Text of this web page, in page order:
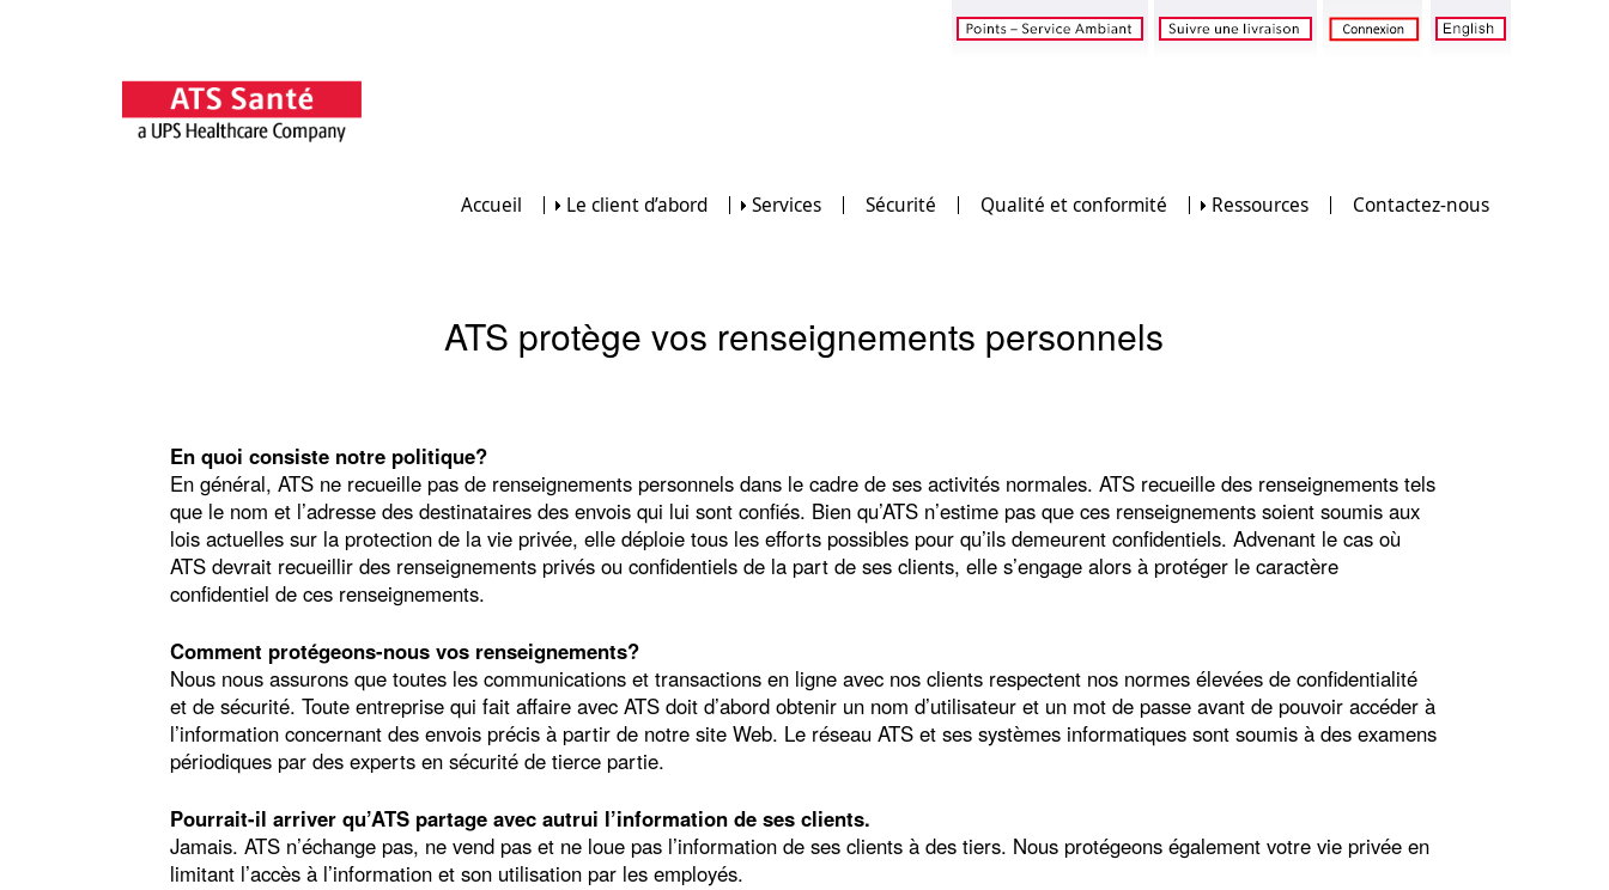
Accueil Le client d’abord Services Sécurité Qualité et conformité Ressources Contactez-nous
ATS protège vos renseignements personnels
En quoi consiste notre politique?
En général, ATS ne recueille pas de renseignements personnels dans le cadre de ses activités normales. ATS recueille des renseignements tels
que le nom et l’adresse des destinataires des envois qui lui sont confiés. Bien qu’ATS n’estime pas que ces renseignements soient soumis aux
lois actuelles sur la protection de la vie privée, elle déploie tous les efforts possibles pour qu’ils demeurent confidentiels. Advenant le cas où
ATS devrait recueillir des renseignements privés ou confidentiels de la part de ses clients, elle s’engage alors à protéger le caractère
confidentiel de ces renseignements.
Comment protégeons-nous vos renseignements?
Nous nous assurons que toutes les communications et transactions en ligne avec nos clients respectent nos normes élevées de confidentialité
et de sécurité. Toute entreprise qui fait affaire avec ATS doit d’abord obtenir un nom d’utilisateur et un mot de passe avant de pouvoir accéder à
l’information concernant des envois précis à partir de notre site Web. Le réseau ATS et ses systèmes informatiques sont soumis à des examens
périodiques par des experts en sécurité de tierce partie.
Pourrait-il arriver qu’ATS partage avec autrui l’information de ses clients.
Jamais. ATS n’échange pas, ne vend pas et ne loue pas l’information de ses clients à des tiers. Nous protégeons également votre vie privée en
limitant l’accès à l’information et son utilisation par les employés.